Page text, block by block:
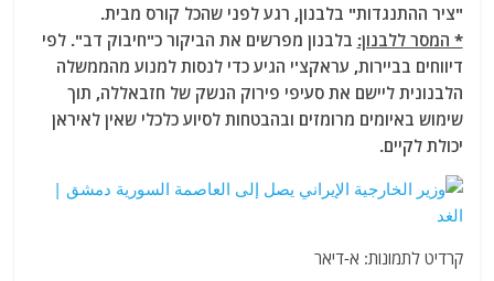
"ציר ההתנגדות" בלבנון, רגע לפני שהכל קורס מבית.
* המסר ללבנון: בלבנון מפרשים את הביקור כ"חיבוק דב". לפי
דיווחים בביירות, עראקצ'י הגיע כדי לנסות למנוע מהממשלה
הלבנונית ליישם את סעיפי פירוק הנשק של חזבאללה, תוך
שימוש באיומים מרומזים ובהבטחות לסיוע כלכלי שאין לאיראן
יכולת לקיים.
קרדיט לתמונות: א-דיאר